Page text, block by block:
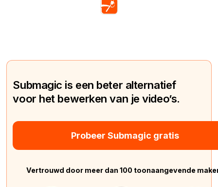
Submagic is een beter alternatief
voor het bewerken van je video’s.
Probeer Submagic gratis
Vertrouwd door meer dan 100 toonaangevende